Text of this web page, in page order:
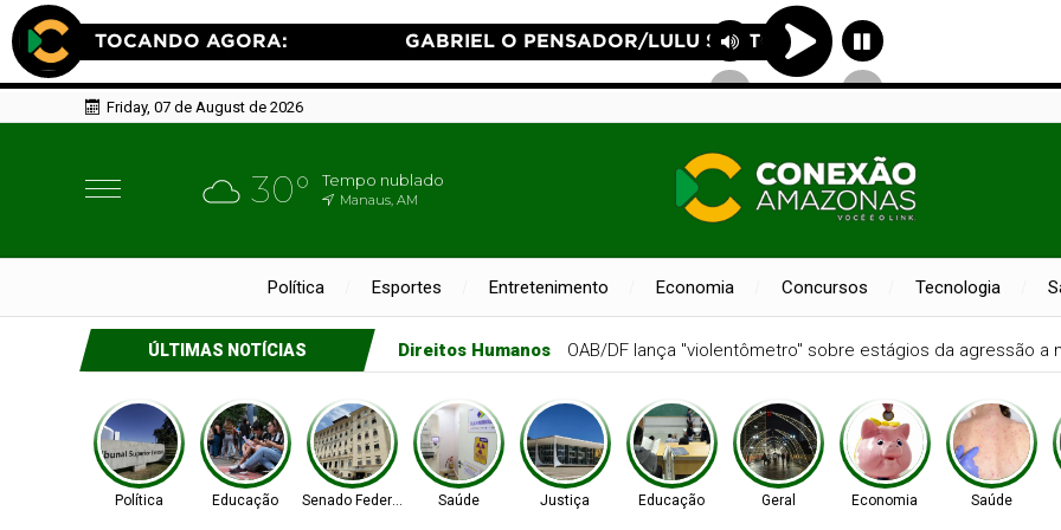
Friday, 07 de August de 2026
30° Tempo nublado
Manaus, AM
Política Esportes Entretenimento Economia Concursos Tecnologia
ÚLTIMAS NOTÍCIAS Geral Pais estão menos presentes na criação de filhos, aponta estudo
Política Educação Senado Federal Saúde Justiça Educação Geral Economia Saúde